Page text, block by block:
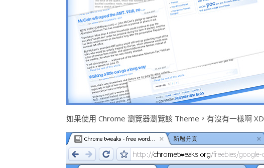
如果使用 Chrome 瀏覽器瀏覽該 Theme，有沒有一樣啊 XD